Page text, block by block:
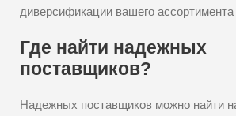
диверсификации вашего
Где найти надежных
поставщиков?
Надежных поставщиков можно найти